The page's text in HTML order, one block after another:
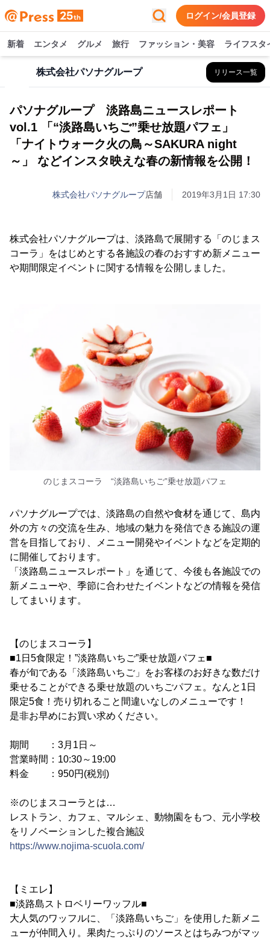
ログイン/会員登録
新着 エンタメ グルメ 旅行 ファッション・美容 ライフスタ
株式会社パソナグループ リリース一覧
パソナグループ 淡路島ニュースレポート
vol.1 「“淡路島いちご”乗せ放題パフェ」
「ナイトウォーク火の鳥～SAKURA night
～」 などインスタ映えな春の新情報を公開！
株式会社パソナグループ店舗 2019年3月1日 17:30
株式会社パソナグループは、淡路島で展開する「のじまス
コーラ」をはじめとする各施設の春のおすすめ新メニュー
や期間限定イベントに関する情報を公開しました。
のじまスコーラ “淡路島いちご”乗せ放題パフェ
パソナグループでは、淡路島の自然や食材を通じて、島内
外の方々の交流を生み、地域の魅力を発信できる施設の運
営を目指しており、メニュー開発やイベントなどを定期的
に開催しております。
「淡路島ニュースレポート」を通じて、今後も各施設での
新メニューや、季節に合わせたイベントなどの情報を発信
してまいります。
【のじまスコーラ】
■1日5食限定！”淡路島いちご”乗せ放題パフェ■
春が旬である「淡路島いちご」をお客様のお好きな数だけ
乗せることができる乗せ放題のいちごパフェ。なんと1日
限定5食！売り切れること間違いなしのメニューです！
是非お早めにお買い求めください。
期間 ：3月1日～
営業時間：10:30～19:00
料金 ：950円(税別)
※のじまスコーラとは…
レストラン、カフェ、マルシェ、動物園をもつ、元小学校
をリノベーションした複合施設
https://www.nojima-scuola.com/
【ミエレ】
■淡路島ストロベリーワッフル■
大人気のワッフルに、「淡路島いちご」を使用した新メニ
ューが仲間入り。果肉たっぷりのソースとはちみつがマッ